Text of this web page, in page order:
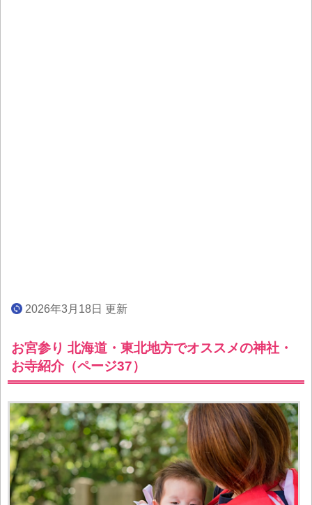
2026年3月18日 更新
お宮参り 北海道・東北地方でオススメの神社・
お寺紹介（ページ37）